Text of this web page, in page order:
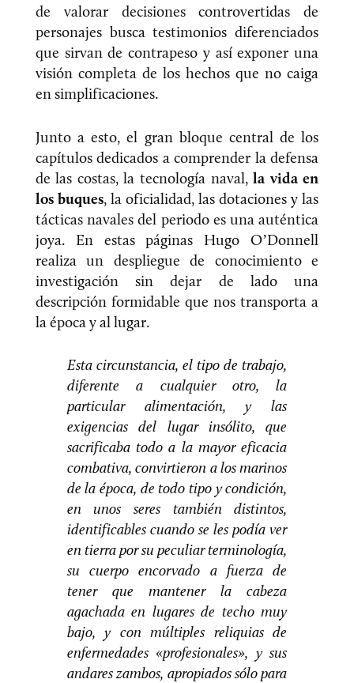
de valorar decisiones controvertidas de
personajes busca testimonios diferenciados
que sirvan de contrapeso y así exponer una
visión completa de los hechos que no caiga
en simplificaciones.
Junto a esto, el gran bloque central de los
capítulos dedicados a comprender la defensa
de las costas, la tecnología naval,la vida en
los buques, la oficialidad, las dotaciones y las
tácticas navales del periodo es una auténtica
joya. En estas páginas Hugo O’Donnell
realiza un despliegue de conocimiento e
investigación sin dejar de lado una
descripción formidable que nos transporta a
la época y al lugar.
Esta circunstancia, el tipo de trabajo,
diferente a cualquier otro, la
particular alimentación, y las
exigencias del lugar insólito, que
sacrificaba todo a la mayor eficacia
combativa, convirtieron a los marinos
de la época, de todo tipo y condición,
en unos seres también distintos,
identificables cuando se les podía ver
en tierra por su peculiar terminología,
su cuerpo encorvado a fuerza de
tener que mantener la cabeza
agachada en lugares de techo muy
bajo, y con múltiples reliquias de
enfermedades «profesionales», y sus
andares zambos, apropiados sólo para